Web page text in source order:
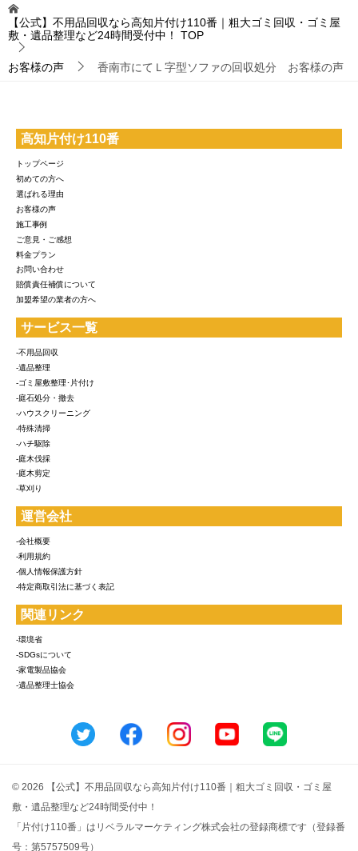
【公式】不用品回収なら高知片付け110番｜粗大ゴミ回収・ゴミ屋
敷・遺品整理など24時間受付中！
TOP
お客様の声 香南市にてＬ字型ソファの回収処分 お客様の声
高知片付け110番
トップページ
初めての方へ
選ばれる理由
お客様の声
施工事例
ご意見・ご感想
料金プラン
お問い合わせ
賠償責任補償について
加盟希望の業者の方へ
サービス一覧
-不用品回収
-遺品整理
-ゴミ屋敷整理･片付け
-庭石処分・撤去
-ハウスクリーニング
-特殊清掃
-ハチ駆除
-庭木伐採
-庭木剪定
-草刈り
運営会社
-会社概要
-利用規約
-個人情報保護方針
-特定商取引法に基づく表記
関連リンク
-環境省
-SDGsについて
-家電製品協会
-遺品整理士協会
© 2026 【公式】不用品回収なら高知片付け110番｜粗大ゴミ回収・ゴミ屋
敷・遺品整理など24時間受付中！
「片付け110番」はリベラルマーケティング株式会社の登録商標です（登録番
号：第5757509号）